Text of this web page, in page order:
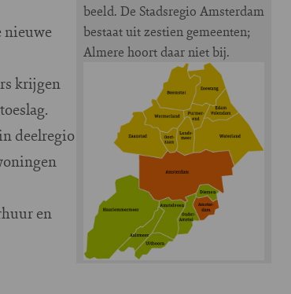
beeld. De Stadsregio Amsterdam
bestaat uit zestien gemeenten;
Almere hoort daar niet bij.
nieuwe
krijgen
deelregio
en